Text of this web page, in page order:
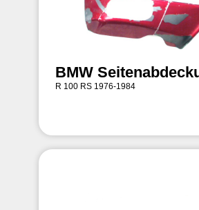
BMW
R 100 RS 1976-1984